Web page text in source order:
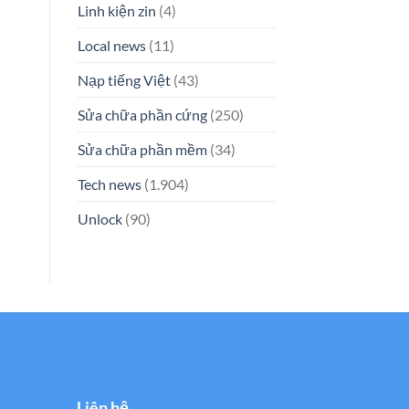
Linh kiện zin (4)
Local news(11)
Nạp tiếng Việt(43)
Sửa chữa phần cứng(250)
Sửa chữa phần mềm(34)
Tech news(1.904)
Unlock(90)